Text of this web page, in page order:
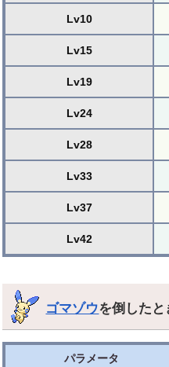
Lv10
Lv15
Lv19
Lv24
Lv28
Lv33
Lv37
Lv42
ゴマゾウを倒した
パラメータ